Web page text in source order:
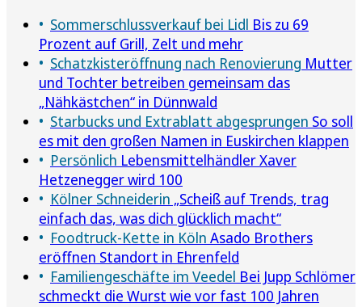
Sommerschlussverkauf bei Lidl Bis zu 69
Prozent auf Grill, Zelt und mehr
Schatzkisteröffnung nach Renovierung Mutter
und Tochter betreiben gemeinsam das
„Nähkästchen“ in Dünnwald
Starbucks und Extrablatt abgesprungen So soll
es mit den großen Namen in Euskirchen klappen
Persönlich Lebensmittelhändler Xaver
Hetzenegger wird 100
Kölner Schneiderin „Scheiß auf Trends, trag
einfach das, was dich glücklich macht“
Foodtruck-Kette in Köln Asado Brothers
eröffnen Standort in Ehrenfeld
Familiengeschäfte im Veedel Bei Jupp Schlömer
schmeckt die Wurst wie vor fast 100 Jahren